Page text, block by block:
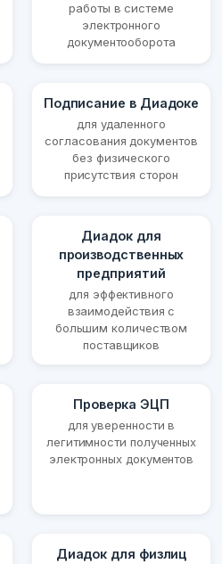
работы в системе
электронного
документооборота
Подписание в Диадоке
для удаленного
согласования документов
без физического
присутствия сторон
Диадок для
производственных
предприятий
для эффективного
взаимодействия с
большим количеством
поставщиков
Проверка ЭЦП
для уверенности в
легитимности полученных
электронных документов
Диадок для физлиц